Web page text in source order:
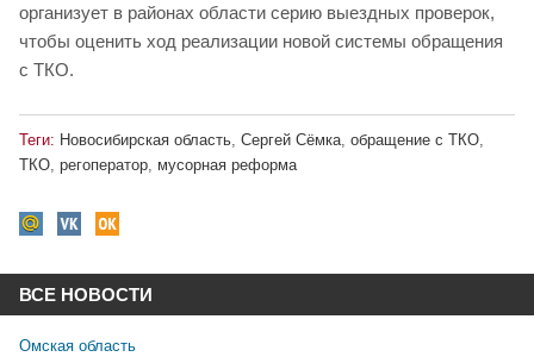
организует в районах области серию выездных проверок,
чтобы оценить ход реализации новой системы обращения
с ТКО.
Теги: Новосибирская область Сергей Сёмка обращение с ТКО
ТКО, регоператор, мусорная реформа
ВСЕ НОВОСТИ
Омская область